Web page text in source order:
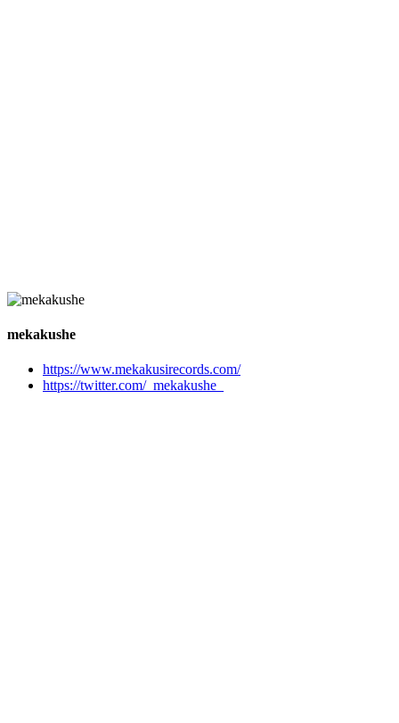
mekakushe
https://www.mekakusirecords.com/
https://twitter.com/_mekakushe_